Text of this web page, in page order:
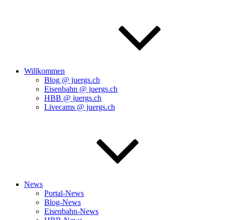
Willkommen
Blog @ juergs.ch
Eisenbahn @ juergs.ch
HBB @ juergs.ch
Livecams @ juergs.ch
News
Portal-News
Blog-News
Eisenbahn-News